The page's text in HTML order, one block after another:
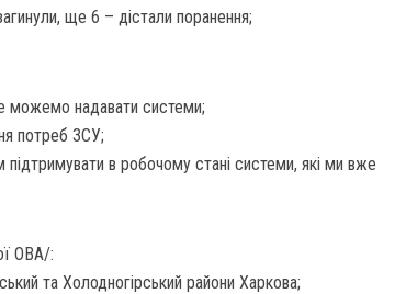
ще 6 – дістали поранення;
можемо надавати системи;
потреб ЗСУ;
в робочому стані системи, які ми вже
ОВА/:
та Холодногірський райони Харкова;